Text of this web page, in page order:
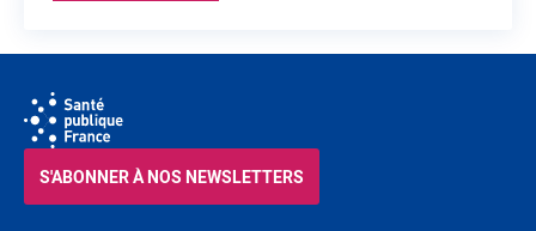
S'ABONNER À NOS NEWSLETTERS